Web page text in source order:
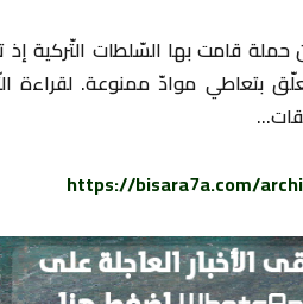
قامت بها السّلطات التّركية
بتعاطي موادّ ممنوعة. لقراءة
https://bisara7a.com/